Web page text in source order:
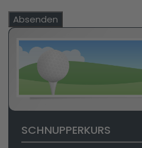
Absenden
SCHNUPPERKURS